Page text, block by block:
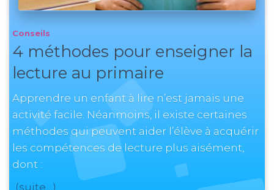
Conseils
4 méthodes pour enseigner la
lecture au primaire
Apprendre un enfant à lire n’est jamais une
activité facile. Néanmoins, il existe certaines
méthodes qui peuvent aider l’élève à acquérir
les compétences de lecture plus aisément,
dont :
(suite…)